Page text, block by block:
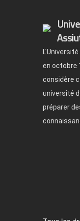
en octobre
considère
université
préparer